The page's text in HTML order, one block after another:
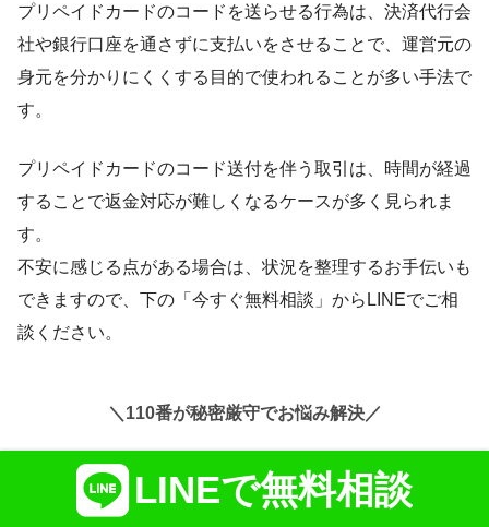
プリペイドカードのコードを送らせる行為は、決済代行会
社や銀行口座を通さずに支払いをさせることで、運営元の
身元を分かりにくくする目的で使われることが多い手法で
す。
プリペイドカードのコード送付を伴う取引は、時間が経過
することで返金対応が難しくなるケースが多く見られま
す。
不安に感じる点がある場合は、状況を整理するお手伝いも
できますので、下の「今すぐ無料相談」からLINEでご相
談ください。
＼110番が秘密厳守でお悩み解決／
LINEで無料相談